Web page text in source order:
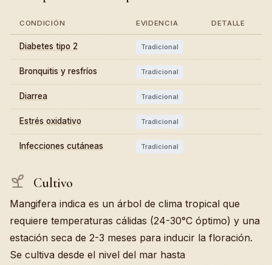
CONDICIÓN EVIDENCIA DETALLE
Diabetes tipo 2 Tradicional
Bronquitis y resfríos Tradicional
Diarrea Tradicional
Estrés oxidativo Tradicional
Infecciones cutáneas Tradicional
Cultivo
Mangifera indica es un árbol de clima tropical que
requiere temperaturas cálidas (24-30°C óptimo) y una
estación seca de 2-3 meses para inducir la floración.
Se cultiva desde el nivel del mar hasta